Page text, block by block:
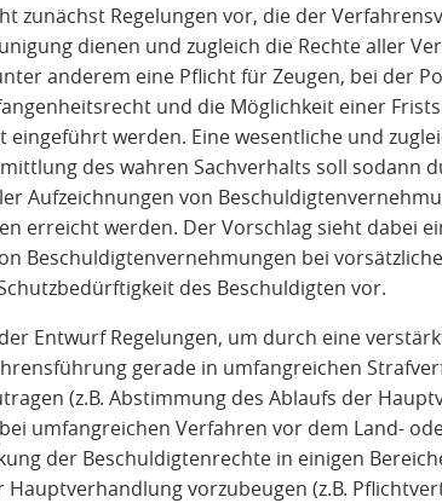
zunächst Regelungen vor, die der
dienen und zugleich die Rechte aller
anderem eine Pflicht für Zeugen, bei der
und die Möglichkeit einer
eingeführt werden. Eine wesentliche und
des wahren Sachverhalts soll sodann
Aufzeichnungen von
erreicht werden. Der Vorschlag sieht dabei
Beschuldigtenvernehmungen bei
des Beschuldigten vor.
Entwurf Regelungen, um durch eine
gerade in umfangreichen
(z.B. Abstimmung des Ablaufs der
umfangreichen Verfahren vor dem Land-
der Beschuldigtenrechte in einigen
Hauptverhandlung vorzubeugen (z.B.